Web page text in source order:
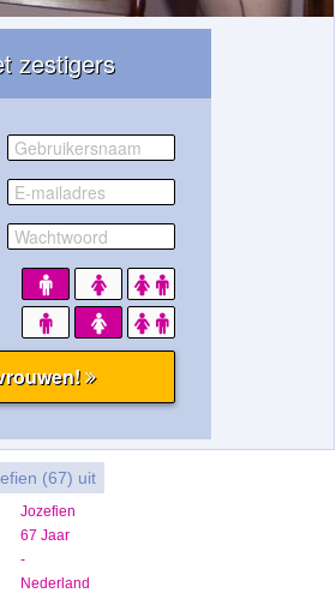
(67) uit
Jozefien
67 Jaar
-
Nederland